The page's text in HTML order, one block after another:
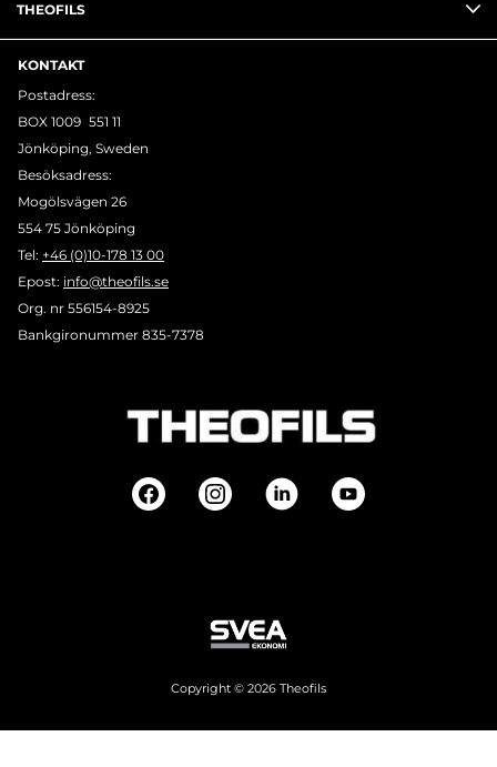
THEOFILS
KONTAKT
Postadress:
BOX 1009 551 11
Jönköping, Sweden
Besöksadress:
Mogölsvägen 26
554 75 Jönköping
Tel: +46 (0)10-178 13 00
Epost: info@theofils.se
Org. nr 556154-8925
Bankgironummer 835-7378
Copyright © 2026 Theofils